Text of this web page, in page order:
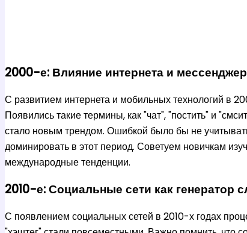
2000-е: Влияние интернета и
С развитием интернета и мобильных технологий в
Появились такие термины, как "чат", "постить" и
стало новым трендом. Ошибкой было бы не
доминировать в этот период. Советуем новичкам
международные тенденции.
2010-е: Социальные сети как генератор
С появлением социальных сетей в 2010-х годах